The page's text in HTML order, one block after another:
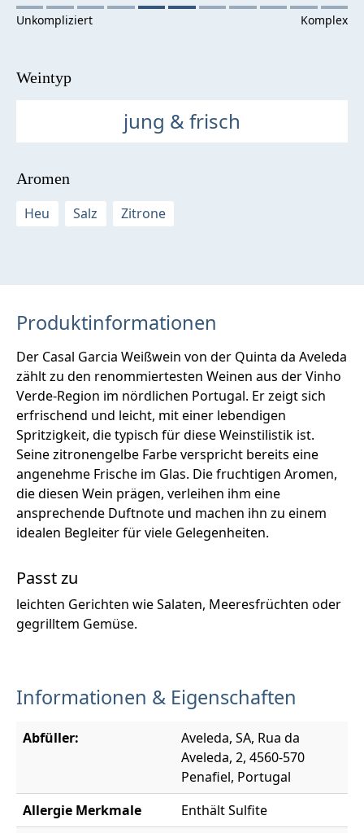
Weintyp
jung & frisch
Aromen
Heu
Salz Zitrone
Produktinformationen
Der Casal Garcia Weißwein von der Quinta da Aveleda
zählt zu den renommiertesten Weinen aus der Vinho
Verde-Region im nördlichen Portugal. Er zeigt sich
erfrischend und leicht, mit einer lebendigen
Spritzigkeit, die typisch für diese Weinstilistik ist.
Seine zitronengelbe Farbe verspricht bereits eine
angenehme Frische im Glas. Die fruchtigen Aromen,
die diesen Wein prägen, verleihen ihm eine
ansprechende Duftnote und machen ihn zu einem
idealen Begleiter für viele Gelegenheiten.
Passt zu
leichten Gerichten wie Salaten, Meeresfrüchten oder
gegrilltem Gemüse.
Informationen & Eigenschaften
Abfüller:
Aveleda, SA, Rua da
Aveleda, 2, 4560-570
Penafiel, Portugal
Allergie Merkmale
Enthält Sulfite